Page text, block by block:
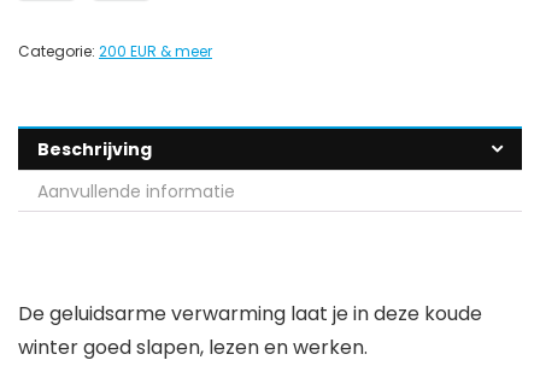
Categorie: 200 EUR & meer
Beschrijving
Aanvullende informatie
De geluidsarme verwarming laat je in deze koude
winter goed slapen, lezen en werken.